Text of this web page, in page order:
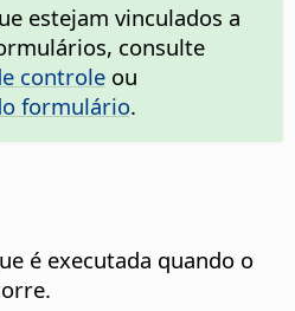
estejam vinculados a
consulte
controleou
formulário.
é executada quando o